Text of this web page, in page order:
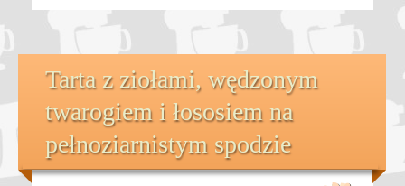
Tarta z ziołami, wędzonym
twarogiem i łososiem na
pełnoziarnistym spodzie